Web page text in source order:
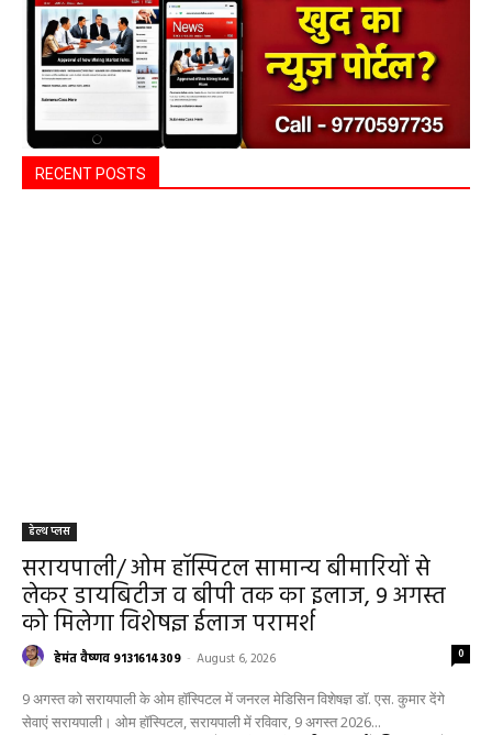
RECENT POSTS
हेल्थ प्लस
सरायपाली/ ओम हॉस्पिटल सामान्य बीमारियों से
लेकर डायबिटीज व बीपी तक का इलाज, 9 अगस्त
को मिलेगा विशेषज्ञ ईलाज परामर्श
हेमंत वैष्णव 9131614309 - August 6, 2026 0
9 अगस्त को सरायपाली के ओम हॉस्पिटल में जनरल मेडिसिन विशेषज्ञ डॉ. एस. कुमार देंगे
सेवाएं सरायपाली। ओम हॉस्पिटल, सरायपाली में रविवार, 9 अगस्त 2026...